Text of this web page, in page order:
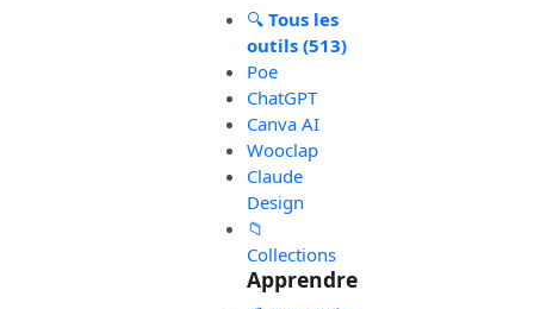
🔍 Tous les
outils (513)
Poe
ChatGPT
Canva AI
Wooclap
Claude
Design
📁
Collections
Apprendre